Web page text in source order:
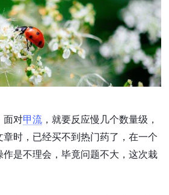
面对甲流 ，就要反应慢几个数量级，
时，已经买不到热门药了，在一个
是不理会，毕竟问题不大，这次栽